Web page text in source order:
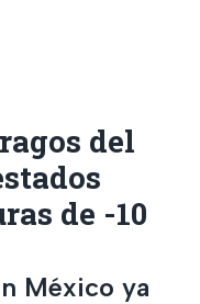
del
de -10
México ya